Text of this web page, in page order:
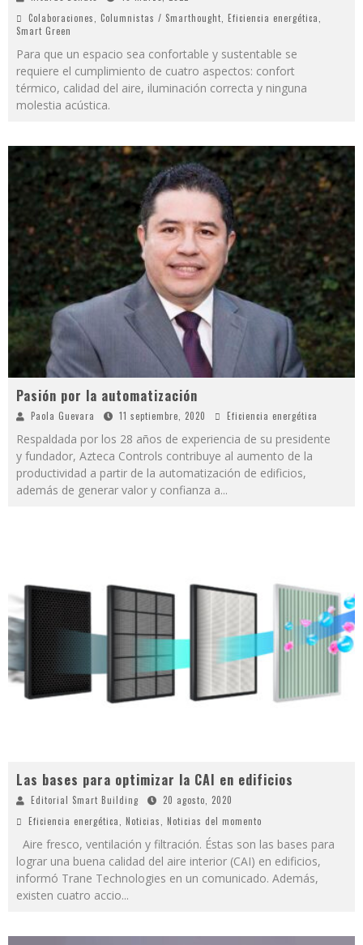
Colaboraciones, Columnistas / Smarthought, Eficiencia energética,
Smart Green
Para que un espacio sea confortable y sustentable se
requiere el cumplimiento de cuatro aspectos: confort
térmico, calidad del aire, iluminación correcta y ninguna
molestia acústica.
Pasión por la automatización
Paola Guevara 11 septiembre, 2020 Eficiencia energética
Respaldada por los 28 años de experiencia de su presidente
y fundador, Azteca Controls contribuye al aumento de la
productividad a partir de la automatización de edificios,
además de generar valor y confianza a...
Las bases para optimizar la CAI en edificios
Editorial Smart Building
20 agosto, 2020
Eficiencia energética
Noticias Noticias del momento
Aire fresco, ventilación y filtración. Éstas son las bases para
lograr una buena calidad del aire interior (CAI) en edificios,
informó Trane Technologies en un comunicado. Además,
existen cuatro accio...